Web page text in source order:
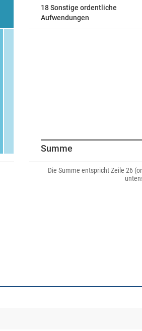
18 Sonstige ordentliche
Aufwendungen
Summe
Die Summe entspricht Zeile 26